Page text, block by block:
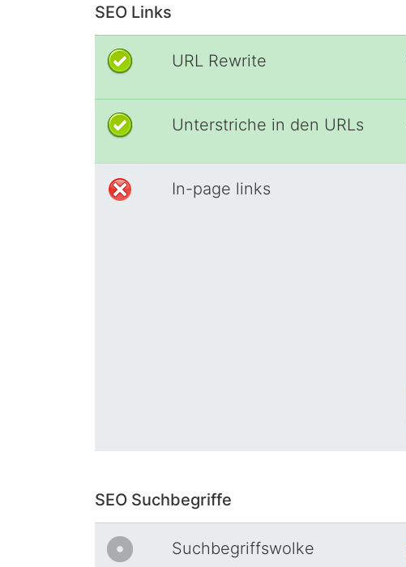
SEO Links
URL Rewrite
Unterstriche in den URLs
In-page links
SEO Suchbegriffe
Suchbegriffswolke